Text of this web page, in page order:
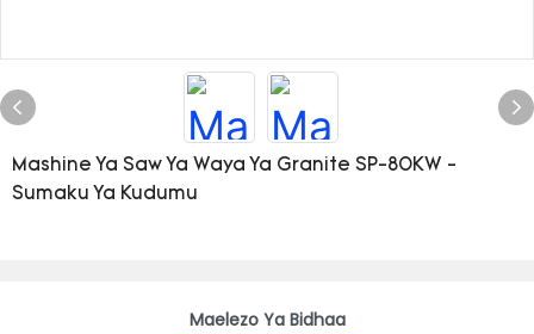
Mashine Ya Saw Ya Waya Ya Granite SP-80KW -
Sumaku Ya Kudumu
Maelezo Ya Bidhaa